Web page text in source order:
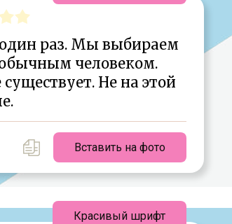
раз. Мы выбираем
человеком.
Не на этой
Вставить на фото
Красивый шрифт